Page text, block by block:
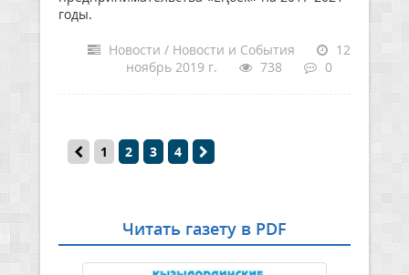
годы.
Новости / Новости и События
12
ноябрь 2019 г.
738 0
1 2 3 4
Читать газету в PDF